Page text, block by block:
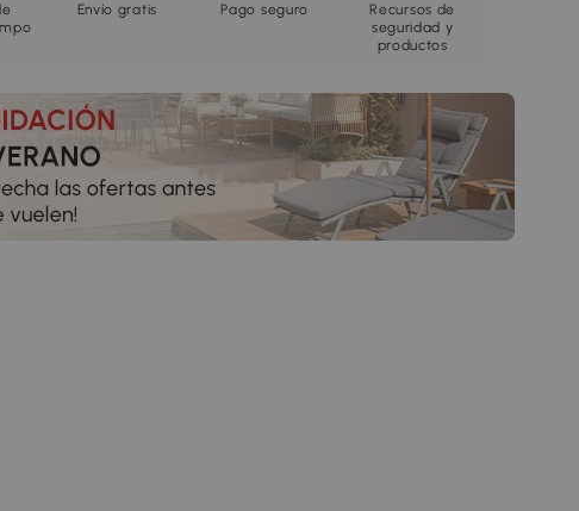
Envío gratis Pago seguro
Recursos de
seguridad y
productos